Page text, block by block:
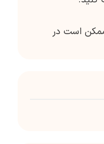
ممکن است در